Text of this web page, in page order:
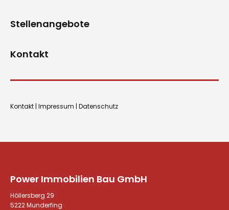
Stellenangebote
Kontakt
Kontakt | Impressum | Datenschutz
Power Immobilien Bau GmbH
Höllersberg 29
5222 Munderfing